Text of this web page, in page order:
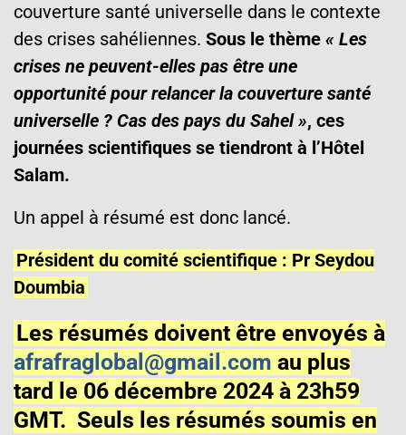
couverture santé universelle dans le contexte
des crises sahéliennes. Sous le thème « Les
crises ne peuvent-elles pas être une
opportunité pour relancer la couverture santé
universelle ? Cas des pays du Sahel », ces
journées scientifiques se tiendront à l’Hôtel
Salam.
Un appel à résumé est donc lancé.
Président du comité scientifique : Pr Seydou
Doumbia
Les résumés doivent être envoyés à
afrafraglobal@gmail.com au plus
tard le 06 décembre 2024 à 23h59
GMT. Seuls les résumés soumis en